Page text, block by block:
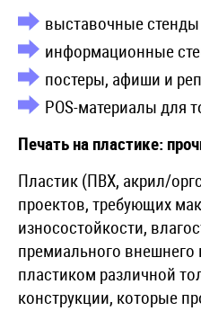
выставочные
информационные
постеры, афиши и
POS-материалы для
Печать на пластике:
Пластик (ПВХ, акрил/
проектов, требующих
износостойкости,
премиального
пластиком различной
конструкции, которые